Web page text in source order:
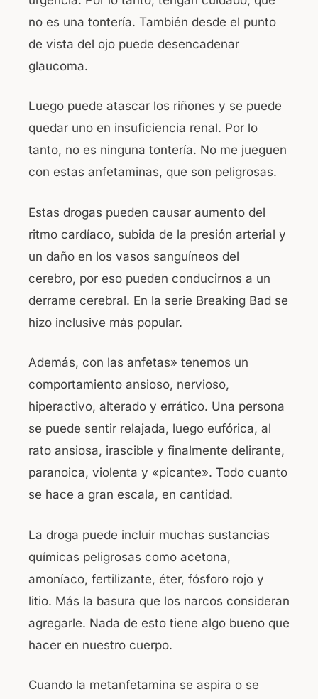
no es una tontería. También desde el punto
de vista del ojo puede desencadenar
glaucoma.
Luego puede atascar los riñones y se puede
quedar uno en insuficiencia renal. Por lo
tanto, no es ninguna tontería. No me jueguen
con estas anfetaminas, que son peligrosas.
Estas drogas pueden causar aumento del
ritmo cardíaco, subida de la presión arterial y
un daño en los vasos sanguíneos del
cerebro, por eso pueden conducirnos a un
derrame cerebral. En la serie Breaking Bad se
hizo inclusive más popular.
Además, con las anfetas» tenemos un
comportamiento ansioso, nervioso,
hiperactivo, alterado y errático. Una persona
se puede sentir relajada, luego eufórica, al
rato ansiosa, irascible y finalmente delirante,
paranoica, violenta y «picante». Todo cuanto
se hace a gran escala, en cantidad.
La droga puede incluir muchas sustancias
químicas peligrosas como acetona,
amoníaco, fertilizante, éter, fósforo rojo y
litio. Más la basura que los narcos consideran
agregarle. Nada de esto tiene algo bueno que
hacer en nuestro cuerpo.
Cuando la metanfetamina se aspira o se